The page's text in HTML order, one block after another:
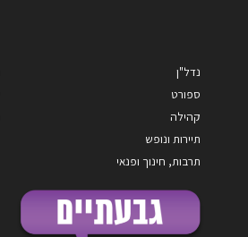
נדל"ן
ספורט
קהילה
תיירות ונופש
תרבות, חינוך ופנאי